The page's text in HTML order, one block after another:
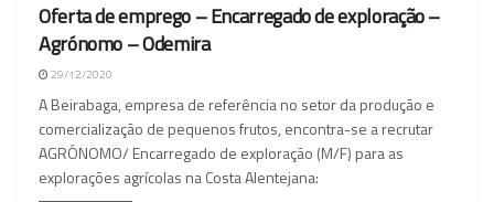
Oferta de emprego – Encarregado de exploração –
Agrónomo – Odemira
29/12/2020
A Beirabaga, empresa de referência no setor da produção e
comercialização de pequenos frutos, encontra-se a recrutar
AGRÓNOMO/ Encarregado de exploração (M/F) para as
explorações agrícolas na Costa Alentejana: